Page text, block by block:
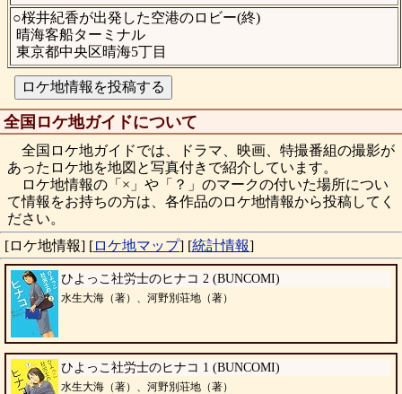
○桜井紀香が出発した空港のロビー(終)
晴海客船ターミナル
東京都中央区晴海5丁目
全国ロケ地ガイドについて
全国ロケ地ガイドでは、ドラマ、映画、特撮番組の撮影が
あったロケ地を地図と写真付きで紹介しています。
ロケ地情報の「×」や「？」のマークの付いた場所につい
て情報をお持ちの方は、各作品のロケ地情報から投稿してく
ださい。
[ロケ地情報] [ロケ地マップ] [統計情報]
ひよっこ社労士のヒナコ 2 (BUNCOMI)
水生大海（著）、河野別荘地（著）
ひよっこ社労士のヒナコ 1 (BUNCOMI)
水生大海（著）、河野別荘地（著）